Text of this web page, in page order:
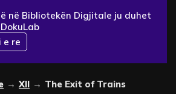
në Bibliotekën Digjitale ju duhet
e re
→ XII → The Exit of Trains